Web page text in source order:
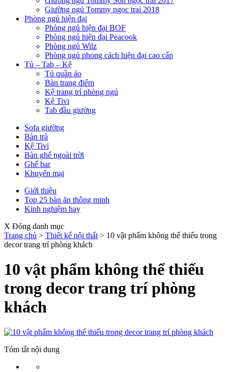
Giường ngủ Tommy ngọc trai 2018
Phòng ngủ hiện đại
Phòng ngủ hiện đại BOF
Phòng ngủ hiện đại Peacook
Phòng ngủ Wilz
Phòng ngủ phong cách hiện đại cao cấp
Tủ – Tab – Kệ
Tủ quần áo
Bàn trang điểm
Kệ trang trí phòng ngủ
Kệ Tivi
Tab đầu giường
Sofa giường
Bàn trà
Kệ Tivi
Bàn ghế ngoài trời
Ghế bar
Khuyến mại
Giới thiệu
Top 25 bàn ăn thông minh
Kinh nghiệm hay
X Đóng danh mục
Trang chủ > Thiết kế nội thất > 10 vật phẩm không thể thiếu trong
decor trang trí phòng khách
10 vật phẩm không thể thiếu
trong decor trang trí phòng
khách
Tóm tắt nội dung